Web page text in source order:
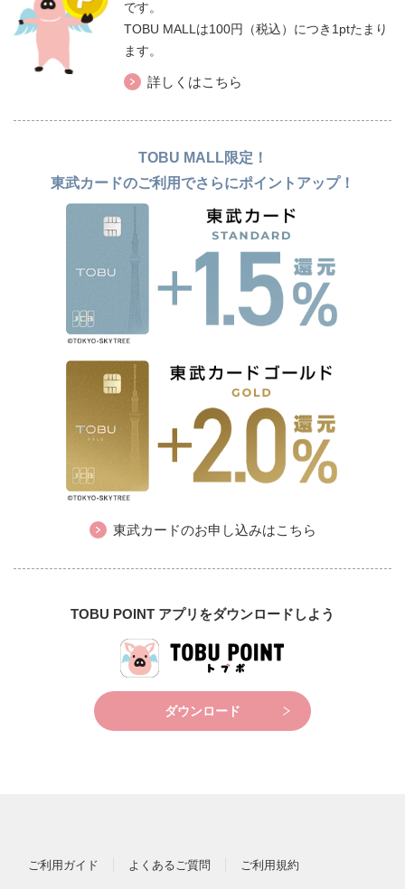
です。
TOBU MALLは100円（税込）につき1ptたまり
ます。
詳しくはこちら
TOBU MALL限定！
東武カードのご利用でさらにポイントアップ！
東武カードのお申し込みはこちら
TOBU POINT アプリをダウンロードしよう
ダウンロード
ご利用ガイド よくあるご質問 ご利用規約